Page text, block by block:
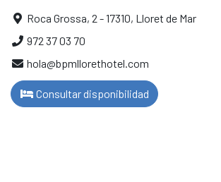
Roca Grossa, 2 - 17310, Lloret de Mar
972 37 03 70
hola@bpmllorethotel.com
Consultar disponibilidad